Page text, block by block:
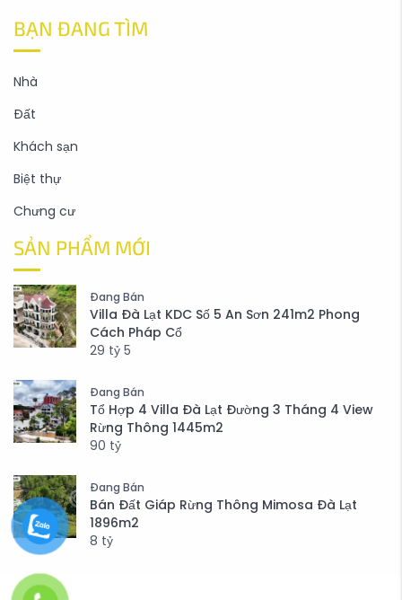
BẠN ĐANG TÌM
Nhà
Đất
Khách sạn
Biệt thự
Chưng cư
SẢN PHẨM MỚI
Đang Bán
Villa Đà Lạt KDC Số 5 An Sơn 241m2 Phong
Cách Pháp Cổ
29 tỷ 5
Đang Bán
Tổ Hợp 4 Villa Đà Lạt Đường 3 Tháng 4 View
Rừng Thông 1445m2
90 tỷ
Đang Bán
Bán Đất Giáp Rừng Thông Mimosa Đà Lạt
1896m2
8 tỷ